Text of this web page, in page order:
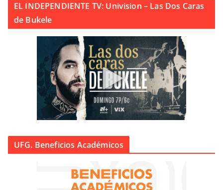
EL INDEPENDIENTE TV: Univision – Las Dos Caras
de Bukele
UFG. Beneficios Académicos